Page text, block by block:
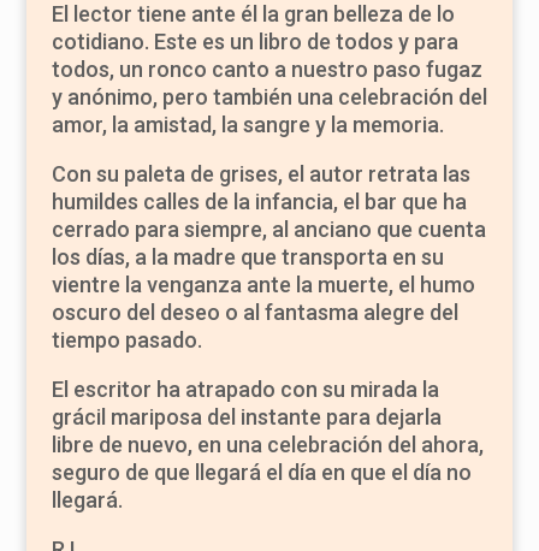
El lector tiene ante él la gran belleza de lo
cotidiano. Este es un libro de todos y para
todos, un ronco canto a nuestro paso fugaz
y anónimo, pero también una celebración del
amor, la amistad, la sangre y la memoria.
Con su paleta de grises, el autor retrata las
humildes calles de la infancia, el bar que ha
cerrado para siempre, al anciano que cuenta
los días, a la madre que transporta en su
vientre la venganza ante la muerte, el humo
oscuro del deseo o al fantasma alegre del
tiempo pasado.
El escritor ha atrapado con su mirada la
grácil mariposa del instante para dejarla
libre de nuevo, en una celebración del ahora,
seguro de que llegará el día en que el día no
llegará.